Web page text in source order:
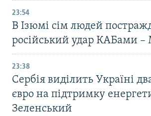
23:54
В Ізюмі сім людей
російський удар КАБами
23:38
Сербія виділить Україні
євро на підтримку
Зеленський